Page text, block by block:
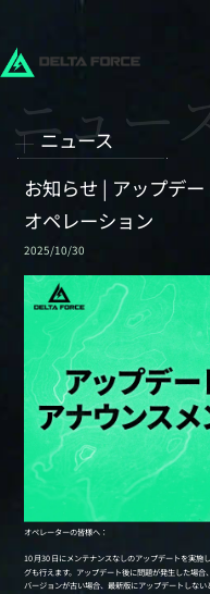
ニュース
お知らせ | アップデ
オペレーション
2025/10/30